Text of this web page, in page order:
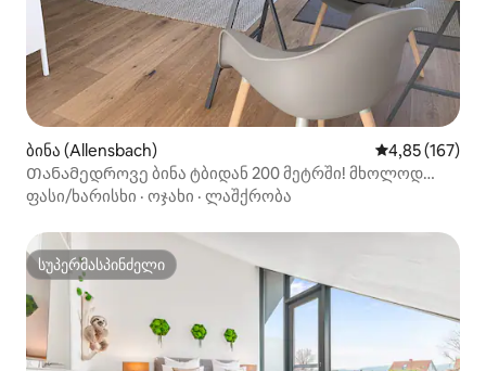
ბინა (Allensbach) საშუალო
4,85 (167)
Თანამედროვე ბინა ტბიდან 200 მეტრში! მხოლოდ
ზრდასრულები.
ფასი/ხარისხი · ოჯახი · ლაშქრობა
სუპერმასპინძელი
სუპერმასპინძელი